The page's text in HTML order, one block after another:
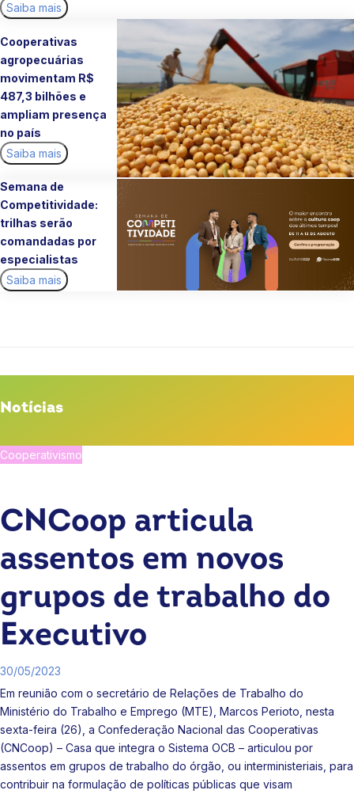
Saiba mais
Cooperativas
agropecuárias
movimentam R$
487,3 bilhões e
ampliam presença
no país
Saiba mais
Semana de
Competitividade:
trilhas serão
comandadas por
especialistas
Saiba mais
Notícias
Cooperativismo
CNCoop articula
assentos em novos
grupos de trabalho do
Executivo
30/05/2023
Em reunião com o secretário de Relações de Trabalho do
Ministério do Trabalho e Emprego (MTE), Marcos Perioto, nesta
sexta-feira (26), a Confederação Nacional das Cooperativas
(CNCoop) – Casa que integra o Sistema OCB – articulou por
assentos em grupos de trabalho do órgão, ou interministeriais, para
contribuir na formulação de políticas públicas que visam